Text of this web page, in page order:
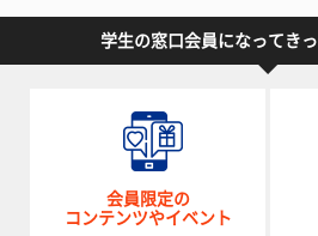
学生の窓口会員になってき
会員限定の
コンテンツやイベント